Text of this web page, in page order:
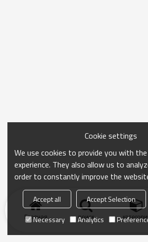
Главная поиск
Cookie settings
We use cookies to provide you with
experience. They also allow us to
order to constantly improve the
Accept all Accept Selection
Necessary
Analytics